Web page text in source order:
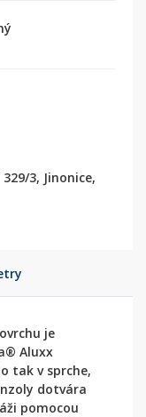
3, Jinonice,
je
Aluxx
tak v sprche,
dotvára
pomocou